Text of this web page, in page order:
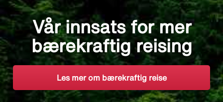
Vår innsats for mer
bærekraftig reising
Les mer om bærekraftig reise